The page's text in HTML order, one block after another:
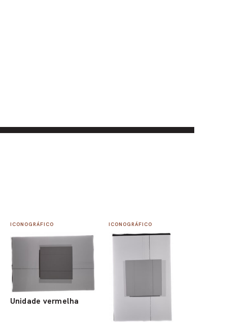
ICONOGRÁFICO
Unidade vermelha
ICONOGRÁFICO